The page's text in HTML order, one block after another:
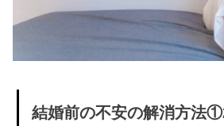
結婚前の不安の解消方法